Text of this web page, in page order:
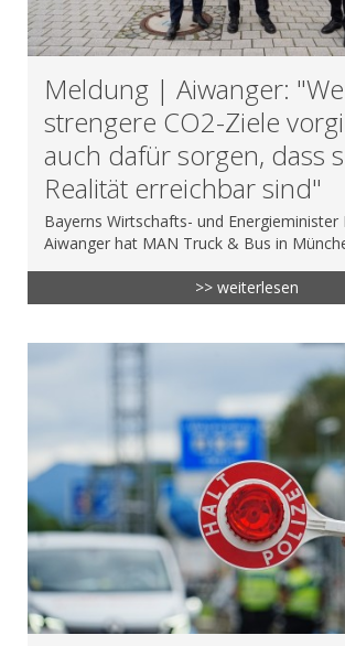
Meldung | Aiwanger:
strengere CO2-Ziele
auch dafür sorgen, dass
Realität erreichbar sind"
Bayerns Wirtschafts- und Energieminister
Aiwanger hat MAN Truck & Bus in
>> weiterlesen